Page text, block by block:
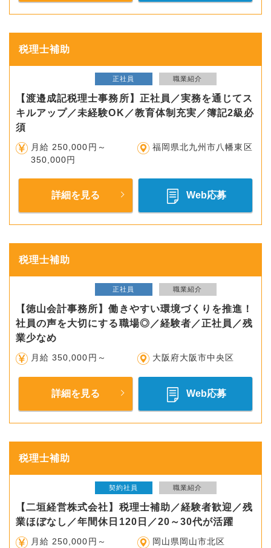
税理士補助
正社員 職業紹介
【渡邉成記税理士事務所】正社員／実務を通じてス
キルアップ／未経験OK／教育体制充実／簿記2級必
須
月給 250,000円～
350,000円
福岡県北九州市八幡東区
詳細を見る Web応募
税理士補助
正社員 職業紹介
【徳山会計事務所】働きやすい環境づくりを推進！
社員の声を大切にする職場◎／経験者／正社員／残
業少なめ
月給 350,000円～ 大阪府大阪市中央区
詳細を見る Web応募
税理士補助
契約社員 職業紹介
【二垣経営株式会社】税理士補助／経験者歓迎／残
業ほぼなし／年間休日120日／20～30代が活躍
月給 250,000円～
岡山県岡山市北区